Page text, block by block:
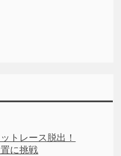
トレース脱出！
に挑戦